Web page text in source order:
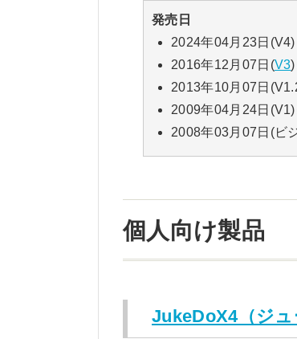
発売日
2024年04月23日(V4)
2016年12月07日(V3
2013年10月07日
2009年04月24日
2008年03月07日(ビ
個人向け製品
JukeDoX4（ジ